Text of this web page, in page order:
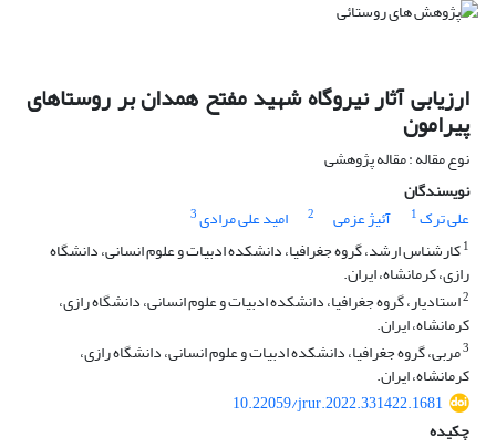
ارزیابی آثار نیروگاه شهید مفتح همدان بر روستاهای
پیرامون
نوع مقاله : مقاله پژوهشی
نویسندگان
علی ترک1 آئیژ عزمی 2 امید علی مرادی3
1کارشناس ارشد، گروه جغرافیا، دانشکده ادبیات و علوم انسانی، دانشگاه
رازی، کرمانشاه، ایران.
2استادیار، گروه جغرافیا، دانشکده ادبیات و علوم انسانی، دانشگاه رازی،
کرمانشاه، ایران.
3مربی، گروه جغرافیا، دانشکده ادبیات و علوم انسانی، دانشگاه رازی،
کرمانشاه، ایران.
10.22059/jrur.2022.331422.1681
چکیده